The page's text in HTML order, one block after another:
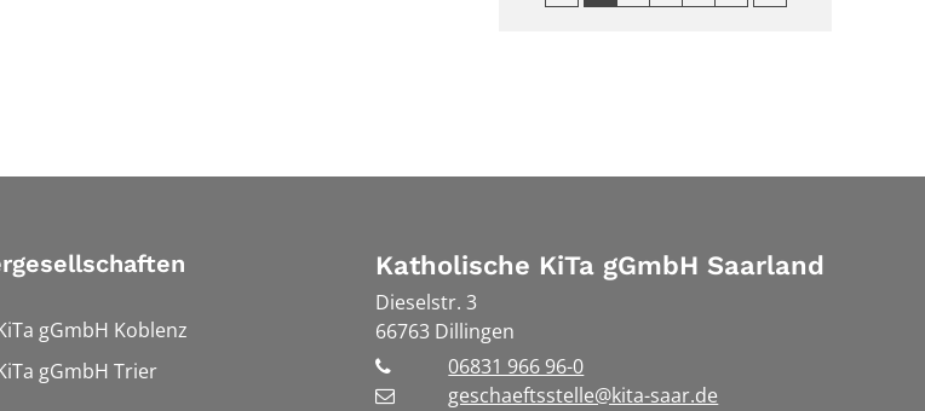
gGmbH Koblenz
gGmbH Trier
Katholische KiTa gGmbH Saarland
Dieselstr. 3
66763 Dillingen
06831 966 96-0
geschaeftsstelle@kita-saar.de